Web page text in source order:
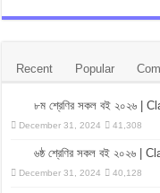
Recent Popular
৮ম শ্রেণির সকল বই ২০২৬ |
December 31, 2024 41,308
৬ষ্ঠ শ্রেণির সকল বই ২০২৬
December 31, 2024 40,128